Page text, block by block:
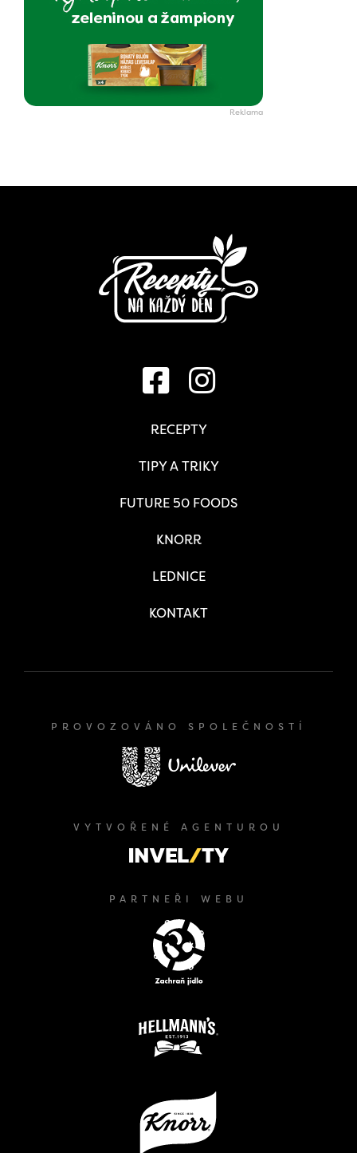
RECEPTY
TIPY A TRIKY
FUTURE 50 FOODS
KNORR
LEDNICE
KONTAKT
PROVOZOVÁNO SPOLEČNOSTÍ
VYTVOŘENÉ AGENTUROU
PARTNEŘI WEBU